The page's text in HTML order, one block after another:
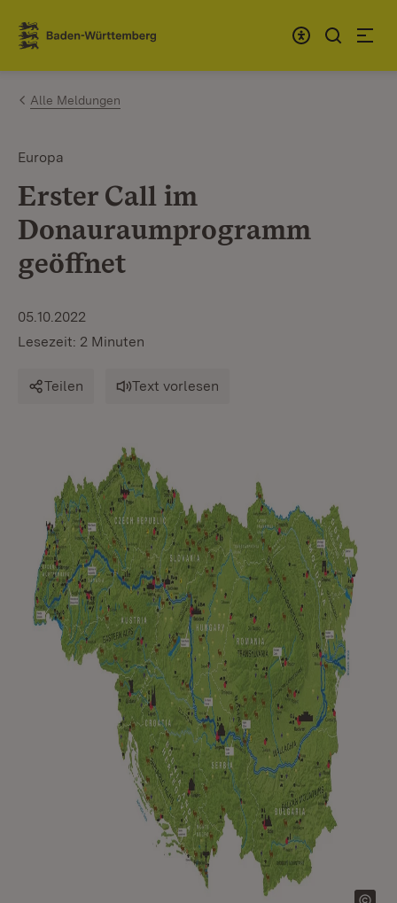
Zum Inhalt springen
Link zur Startseite
Alle Meldungen
Europa
Erster Call im
Donauraumprogramm
geöffnet
05.10.2022
Lesezeit: 2 Minuten
Teilen Text vorlesen